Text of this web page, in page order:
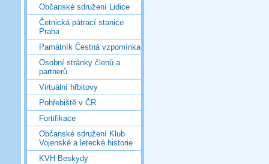
Občanské sdružení Lidice
Četnická pátrací stanice
Praha
Památník Čestná vzpomínka
Osobní stránky členů a
partnerů
Virtuální hřbitovy
Pohřebiště v ČR
Fortifikace
Občanské sdružení Klub
Vojenské a letecké historie
KVH Beskydy